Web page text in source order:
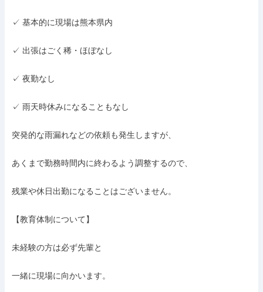
✓ 基本的に現場は熊本県内
✓ 出張はごく稀・ほぼなし
✓ 夜勤なし
✓ 雨天時休みになることもなし
突発的な雨漏れなどの依頼も発生しますが、
あくまで勤務時間内に終わるよう調整するので、
残業や休日出勤になることはございません。
【教育体制について】
未経験の方は必ず先輩と
一緒に現場に向かいます。